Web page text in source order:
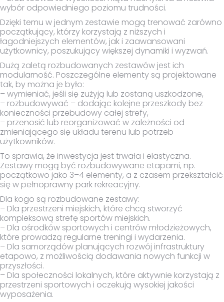
wybór odpowiedniego poziomu trudności.
Dzięki temu w jednym zestawie mogą trenować zarówno
początkujący, którzy korzystają z niższych i
łagodniejszych elementów, jak i zaawansowani
użytkownicy, poszukujący większej dynamiki i wyzwań.
Dużą zaletą rozbudowanych zestawów jest ich
modularność. Poszczególne elementy są projektowane
tak, by można je było:
– wymieniać, jeśli się zużyją lub zostaną uszkodzone,
– rozbudowywać – dodając kolejne przeszkody bez
konieczności przebudowy całej strefy,
– przenosić lub reorganizować w zależności od
zmieniającego się układu terenu lub potrzeb
użytkowników.
To sprawia, że inwestycja jest trwała i elastyczna.
Zestawy mogą być rozbudowywane etapami, np.
początkowo jako 3–4 elementy, a z czasem przekształcić
się w pełnoprawny park rekreacyjny.
Dla kogo są rozbudowane zestawy:
– Dla przestrzeni miejskich, które chcą stworzyć
kompleksową strefę sportów miejskich.
– Dla ośrodków sportowych i centrów młodzieżowych,
które prowadzą regularne treningi i wydarzenia.
– Dla samorządów planujących rozwój infrastruktury
etapowo, z możliwością dodawania nowych funkcji w
przyszłości.
– Dla społeczności lokalnych, które aktywnie korzystają z
przestrzeni sportowych i oczekują wysokiej jakości
wyposażenia.